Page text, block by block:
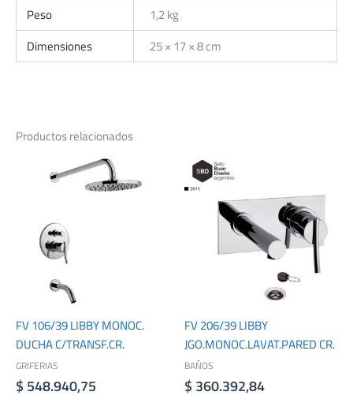
Peso
1,2 kg
Dimensiones
25 × 17 × 8 cm
Productos relacionados
FV 106/39 LIBBY MONOC.
DUCHA C/TRANSF.CR.
GRIFERIAS
$ 548.940,75
FV 206/39 LIBBY
JGO.MONOC.LAVAT.PARED CR.
BAÑOS
$ 360.392,84